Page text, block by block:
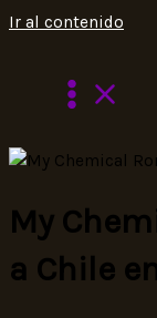
Ir al contenido
My
a Chile